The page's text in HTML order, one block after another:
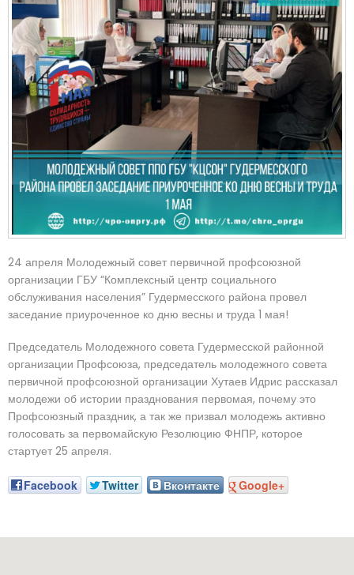
24 апреля Молодежный совет первичной профсоюзной
организации ГБУ “Комплексный центр социального
обслуживания населения” Гудермесского района провел
заседание приуроченное ко дню весны и труда 1 мая!
Председатель Молодежного совета Гудермесской районной
организации Профсоюза, председатель молодежного совета
первичной профсоюзной организации Хутаев Идрис рассказал
молодежи об истории празднования первомая, почему это
Профсоюзный праздник, а так же призвал молодежь активно
голосовать за первомайскую Резолюцию ФНПР, которое
стартует 25 апреля.
Facebook Twitter Вконтакте Google+